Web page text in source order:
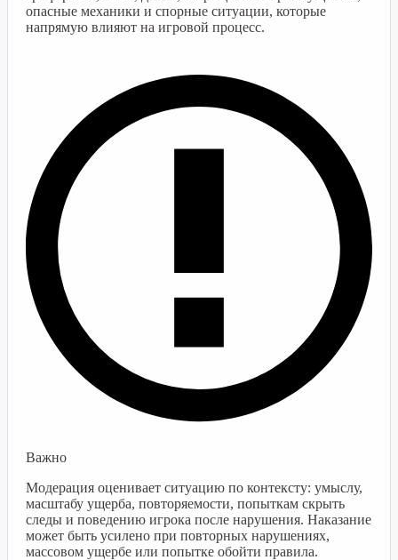
опасные механики и спорные ситуации, которые
напрямую влияют на игровой процесс.
Важно
Модерация оценивает ситуацию по контексту: умыслу,
масштабу ущерба, повторяемости, попыткам скрыть
следы и поведению игрока после нарушения. Наказание
может быть усилено при повторных нарушениях,
массовом ущербе или попытке обойти правила.